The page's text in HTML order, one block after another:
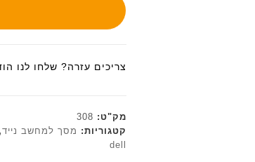
צריכים עזרה? שלחו לנו
מק"ט: 308
קטגוריות: מסך למחשב נייד,
dell